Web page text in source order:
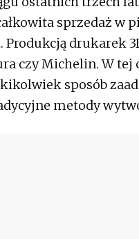
sprzedaż w
Produkcją drukarek
czy Michelin. W
sposób
metody